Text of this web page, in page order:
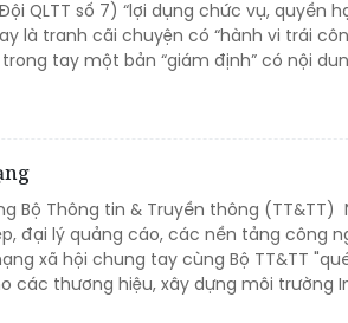
QLTT số 7) “lợi dụng chức vụ, quyền
là tranh cãi chuyện có “hành vi trái
trong tay một bản “giám định” có nội
Bộ Thông tin & Truyền thông (TT&TT)
đại lý quảng cáo, các nền tảng công
xã hội chung tay cùng Bộ TT&TT
các thương hiệu, xây dựng môi trường